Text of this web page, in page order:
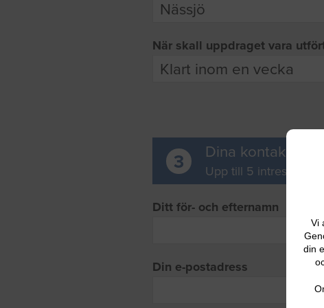
Vi
din
När skall uppdraget vara
3 Dina
Upp till 5
Ditt för- och efternamn
Din e-postadress